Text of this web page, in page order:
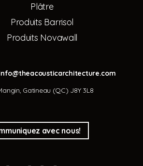
Plâtre
Produits Barrisol
Produits Novawall
Gatineau (QC) J8Y 3L8
avec nous!